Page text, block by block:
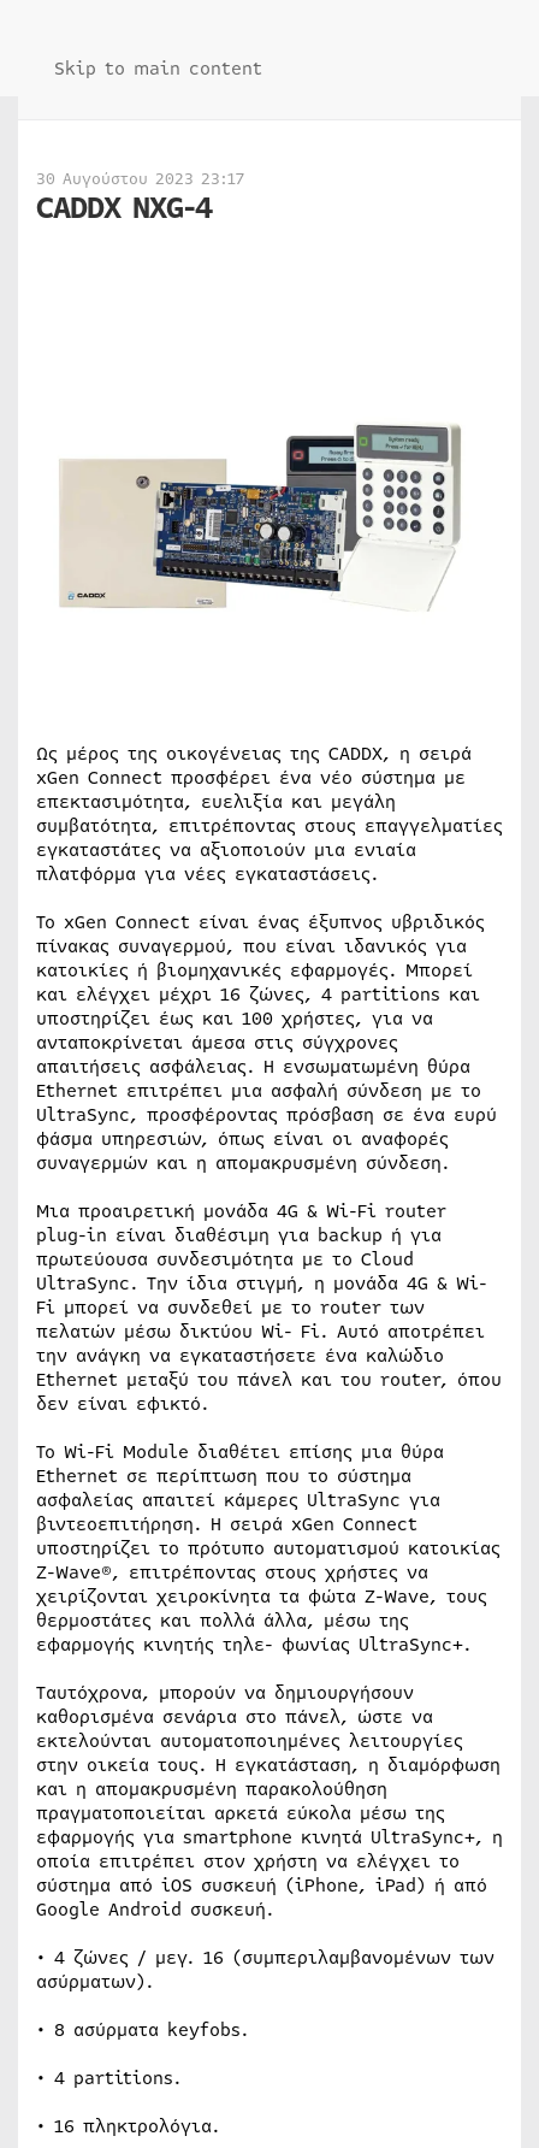
Skip to main content
30 Αυγούστου 2023 23:17
CADDX NXG-4
Ως μέρος της οικογένειας της CADDX, η σειρά
xGen Connect προσφέρει ένα νέο σύστημα με
επεκτασιμότητα, ευελιξία και μεγάλη
συμβατότητα, επιτρέποντας στους επαγγελματίες
εγκαταστάτες να αξιοποιούν μια ενιαία
πλατφόρμα για νέες εγκαταστάσεις.
Το xGen Connect είναι ένας έξυπνος υβριδικός
πίνακας συναγερμού, που είναι ιδανικός για
κατοικίες ή βιομηχανικές εφαρμογές. Μπορεί
και ελέγχει μέχρι 16 ζώνες, 4 partitions και
υποστηρίζει έως και 100 χρήστες, για να
ανταποκρίνεται άμεσα στις σύγχρονες
απαιτήσεις ασφάλειας. Η ενσωματωμένη θύρα
Ethernet επιτρέπει μια ασφαλή σύνδεση με το
UltraSync, προσφέροντας πρόσβαση σε ένα ευρύ
φάσμα υπηρεσιών, όπως είναι οι αναφορές
συναγερμών και η απομακρυσμένη σύνδεση.
Μια προαιρετική μονάδα 4G & Wi-Fi router
plug-in είναι διαθέσιμη για backup ή για
πρωτεύουσα συνδεσιμότητα με το Cloud
UltraSync. Την ίδια στιγμή, η μονάδα 4G & Wi-
Fi μπορεί να συνδεθεί με το router των
πελατών μέσω δικτύου Wi- Fi. Αυτό αποτρέπει
την ανάγκη να εγκαταστήσετε ένα καλώδιο
Ethernet μεταξύ του πάνελ και του router, όπου
δεν είναι εφικτό.
Το Wi-Fi Module διαθέτει επίσης μια θύρα
Ethernet σε περίπτωση που το σύστημα
ασφαλείας απαιτεί κάμερες UltraSync για
βιντεοεπιτήρηση. Η σειρά xGen Connect
υποστηρίζει το πρότυπο αυτοματισμού κατοικίας
Z-Wave®, επιτρέποντας στους χρήστες να
χειρίζονται χειροκίνητα τα φώτα Z-Wave, τους
θερμοστάτες και πολλά άλλα, μέσω της
εφαρμογής κινητής τηλε- φωνίας UltraSync+.
Ταυτόχρονα, μπορούν να δημιουργήσουν
καθορισμένα σενάρια στο πάνελ, ώστε να
εκτελούνται αυτοματοποιημένες λειτουργίες
στην οικεία τους. Η εγκατάσταση, η διαμόρφωση
και η απομακρυσμένη παρακολούθηση
πραγματοποιείται αρκετά εύκολα μέσω της
εφαρμογής για smartphone κινητά UltraSync+, η
οποία επιτρέπει στον χρήστη να ελέγχει το
σύστημα από iOS συσκευή (iPhone, iPad) ή από
Google Android συσκευή.
• 4 ζώνες / μεγ. 16 (συμπεριλαμβανομένων των
ασύρματων).
• 8 ασύρματα keyfobs.
• 4 partitions.
• 16 πληκτρολόγια.